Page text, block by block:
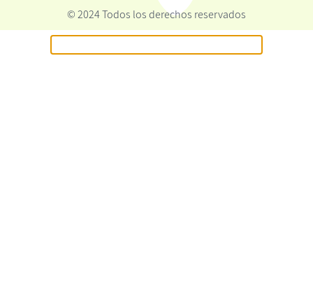
© 2024 Todos los derechos reservados